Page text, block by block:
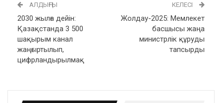
АЛДЫҢҒЫ
2030 жылға дейін:
Қазақстанда 3 500
шақырым канал
жаңғыртылып,
цифрландырылмақ
КЕЛЕСІ
Жолдау-2025: Мемлекет
басшысы жаңа
министрлік құруды
тапсырды